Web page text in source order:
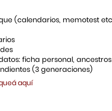
(calendarios, memotest
ficha personal,
(3 generaciones)
aquí